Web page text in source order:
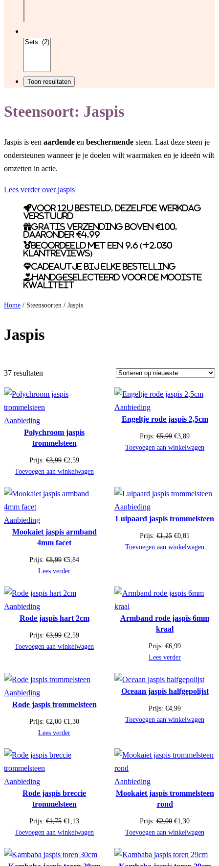
Steensoort: Jaspis
Jaspis is een aardende en beschermende steen. Laat deze steen je
ondersteunen wanneer je je doelen wilt waarmaken en je ideeën wilt
omzetten in actie.
Lees verder over jaspis
Voor 12u besteld, dezelfde werkdag
verstuurd
Gratis verzending boven €100,
daaronder €4,99
Beoordeeld met een 9,6 (+2.030
klantreviews)
Cadeautje bij elke bestelling
Handgeselecteerd voor de mooiste
kwaliteit
Home / Steensoorten / Jaspis
Jaspis
37 resultaten
AanbiedingProduct
in
de
uitverkoop
Polychroom jaspis
trommelsteen
Prijs: €3,99 Oorspronkelijke
prijs
€3,99.
€2,59Huidige
prijs
€2,59.
Toevoegen aan winkelwagen
AanbiedingProduct
in
de
uitverkoop
Engeltje rode jaspis 2,5cm
Prijs: €5,99 Oorspronkelijke
prijs
€3,89Huidige
prijs
Toevoegen aan winkelwagen
AanbiedingProduct
in
de
uitverkoop
Mookaiet jaspis armband
4mm facet
Prijs: €8,99 Oorspronkelijke
prijs
€8,99.
€5,84Huidige
Lees verder
AanbiedingProduct
in
de
uitverkoop
Luipaard jaspis trommelsteen
Prijs: €1,25 Oorspronkelijke
prijs
€0,81
prijs
Toevoegen aan winkelwagen
AanbiedingProduct
in
de
uitverkoop
Rode jaspis hart 2cm
Prijs: €3,99 Oorspronkelijke
prijs
€2,59Huidige
prijs
Toevoegen aan winkelwagen
Armband rode jaspis 6mm
kraal
Prijs: €6,99
Lees verder
AanbiedingProduct
in
de
uitverkoop
Rode jaspis trommelsteen
Prijs: €2,00 Oorspronkelijke
prijs
€2,00.
€1,30Huidige
Lees verder
Oceaan jaspis halfgepolijst
Prijs: €4,99
Toevoegen aan winkelwagen
AanbiedingProduct
in
de
uitverkoop
Rode jaspis breccie
trommelsteen
Prijs: €1,75 Oorspronkelijke
prijs
€1,75.
€1,13Huidige
prijs
€1,13.
Toevoegen aan winkelwagen
AanbiedingProduct
in
de
uitverkoop
Mookaiet jaspis trommelsteen
rond
Prijs: €2,00 Oorspronkelijke
prijs
€2,00.
€1,30Huidige
prijs
€1,30.
Toevoegen aan winkelwagen